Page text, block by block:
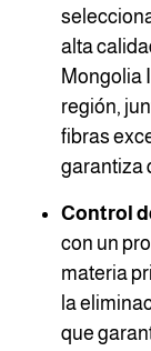
alta
Mongolia
región,
fibras
garantiza
Control
con un
materia
la
que